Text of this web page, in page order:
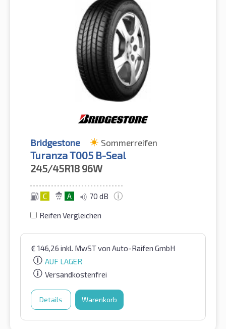
Bridgestone Sommerreifen
Turanza T005 B-Seal
245/45R18 96W
C A 70 dB
Reifen Vergleichen
€ 146,26 inkl. MwSTvon Auto-Raifen GmbH
AUF LAGER
Versandkostenfrei
Details Warenkorb